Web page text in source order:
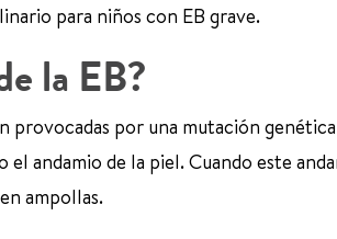
para niños con EB grave.
la EB?
provocadas por una mutación
andamio de la piel. Cuando este
ampollas.